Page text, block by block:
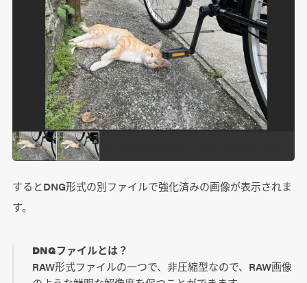
するとDNG形式の別ファイルで強化済みの画像が表示されま
す。
DNGファイルとは？
RAW形式ファイルの一つで、非圧縮型なので、RAW画像